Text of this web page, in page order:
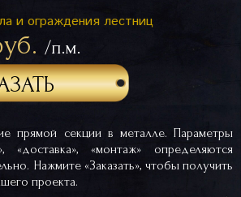
и ограждения лестниц
/п.м.
прямой секции в металле. Параметры
«доставка», «монтаж» определяются
Нажмите «Заказать», чтобы получить
проекта.